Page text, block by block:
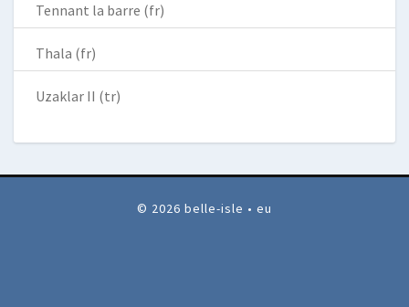
Tennant la barre (fr)
Thala (fr)
Uzaklar II (tr)
© 2026 belle-isle • eu